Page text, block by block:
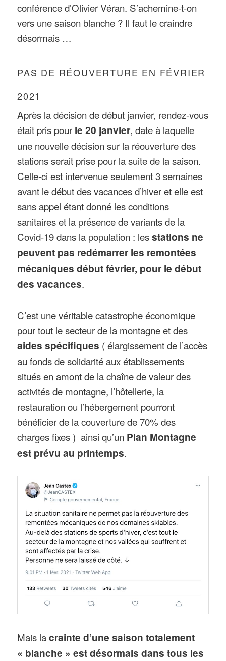
conférence d’Olivier Véran. S’achemine-t-on
vers une saison blanche ? Il faut le craindre
désormais …
PAS DE RÉOUVERTURE EN FÉVRIER
2021
Après la décision de début janvier, rendez-vous
était pris pour le 20 janvier, date à laquelle
une nouvelle décision sur la réouverture des
stations serait prise pour la suite de la saison.
Celle-ci est intervenue seulement 3 semaines
avant le début des vacances d’hiver et elle est
sans appel étant donné les conditions
sanitaires et la présence de variants de la
Covid-19 dans la population : lesstations ne
peuvent pas redémarrer les remontées
mécaniques début février, pour le début
des vacances.
C’est une véritable catastrophe économique
pour tout le secteur de la montagne et des
aides spécifiques ( élargissement de l’accès
au fonds de solidarité aux établissements
situés en amont de la chaîne de valeur des
activités de montagne, l’hôtellerie, la
restauration ou l’hébergement pourront
bénéficier de la couverture de 70% des
charges fixes ) ainsi qu’un Plan Montagne
est prévu au printemps.
Mais lacrainte d’une saison totalement
« blanche » est désormais dans tous les